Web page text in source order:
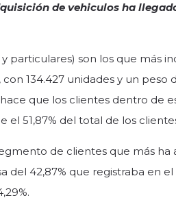
de vehiculos ha
particulares) son los que más
134.427 unidades y un peso
que los clientes dentro de
el 51,87% del total de los
de clientes que más
42,87% que registraba en